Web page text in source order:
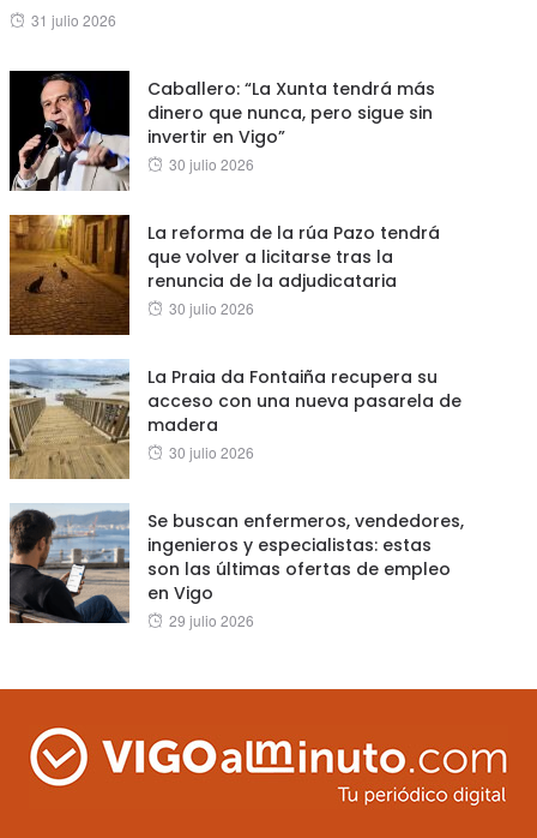
Posted
31 julio 2026
Caballero: “La Xunta tendrá más
dinero que nunca, pero sigue sin
invertir en Vigo”
Posted
30 julio 2026
La reforma de la rúa Pazo tendrá
que volver a licitarse tras la
renuncia de la adjudicataria
Posted
30 julio 2026
La Praia da Fontaiña recupera su
acceso con una nueva pasarela de
madera
Posted
30 julio 2026
Se buscan enfermeros, vendedores,
ingenieros y especialistas: estas
son las últimas ofertas de empleo
en Vigo
Posted
29 julio 2026